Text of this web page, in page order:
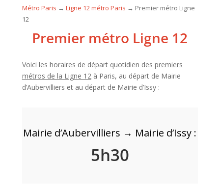
Métro Paris → Ligne 12 métro Paris → Premier métro Ligne
12
Premier métro Ligne 12
Voici les horaires de départ quotidien des premiers
métros de la Ligne 12 à Paris, au départ de Mairie
d’Aubervilliers et au départ de Mairie d’Issy :
Mairie d’Aubervilliers → Mairie d’Issy :
5h30